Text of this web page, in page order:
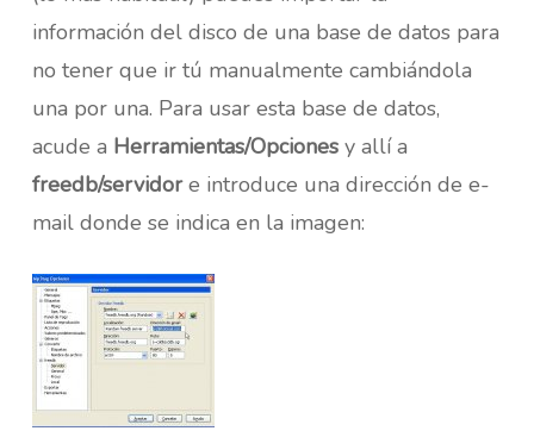
información del disco de una base de datos para
no tener que ir tú manualmente cambiándola
una por una. Para usar esta base de datos,
acude a Herramientas/Opcionesy allí a
freedb/servidore introduce una dirección de e-
mail donde se indica en la imagen: